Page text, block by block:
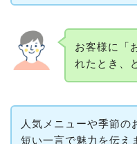
お客様に「
れたとき、
人気メニューや季節の
短い一言で魅力を伝え